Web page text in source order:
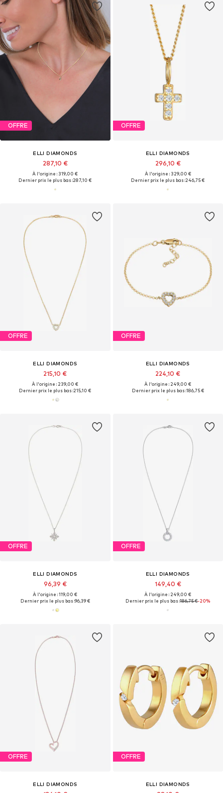
OFFRE
ELLI DIAMONDS
287,10 €
À l'origine : 319,00 €
Dernier prix le plus bas :287,10 €
OFFRE
ELLI DIAMONDS
296,10 €
À l'origine : 329,00 €
Dernier prix le plus bas :246,75 €
OFFRE
ELLI DIAMONDS
215,10 €
À l'origine : 239,00 €
Dernier prix le plus bas :215,10 €
OFFRE
ELLI DIAMONDS
224,10 €
À l'origine : 249,00 €
Dernier prix le plus bas :186,75 €
OFFRE
ELLI DIAMONDS
96,39 €
À l'origine : 119,00 €
Dernier prix le plus bas :96,39 €
OFFRE
ELLI DIAMONDS
149,40 €
À l'origine : 249,00 €
Dernier prix le plus bas :186,75 €-20%
OFFRE
ELLI DIAMONDS
OFFRE
ELLI DIAMONDS